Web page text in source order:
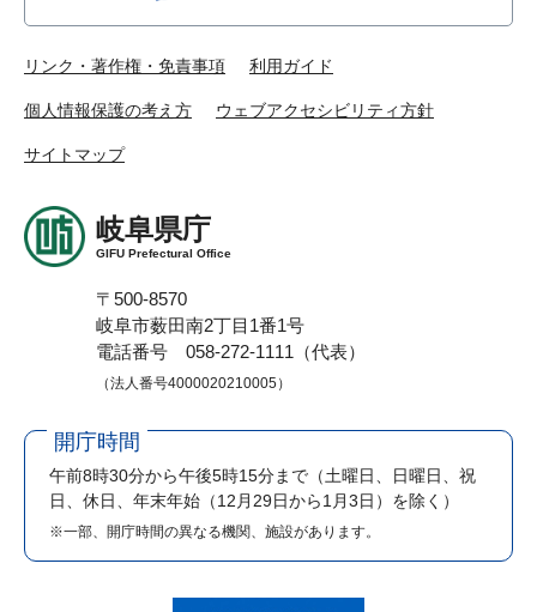
リンク・著作権・免責事項 利用ガイド
個人情報保護の考え方 ウェブアクセシビリティ方針
サイトマップ
岐阜県庁
GIFU Prefectural Office
〒500-8570
岐阜市薮田南2丁目1番1号
電話番号 058-272-1111（代表）
（法人番号4000020210005）
開庁時間
午前8時30分から午後5時15分まで （土曜日、日曜日、祝
日、休日、年末年始（12月29日から1月3日）を除く）
※一部、開庁時間の異なる機関、施設があります。